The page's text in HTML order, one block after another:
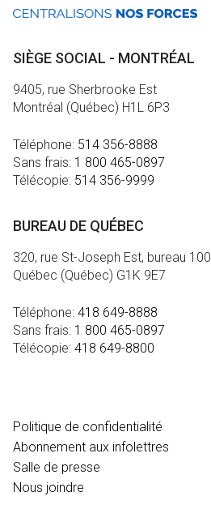
SIÈGE SOCIAL - MONTRÉAL
9405, rue Sherbrooke Est
Montréal (Québec) H1L 6P3
Téléphone: 514 356-8888
Sans frais: 1 800 465-0897
Télécopie: 514 356-9999
BUREAU DE QUÉBEC
320, rue St-Joseph Est, bureau 100
Québec (Québec) G1K 9E7
Téléphone: 418 649-8888
Sans frais: 1 800 465-0897
Télécopie: 418 649-8800
Politique de confidentialité
Abonnement aux infolettres
Salle de presse
Nous joindre